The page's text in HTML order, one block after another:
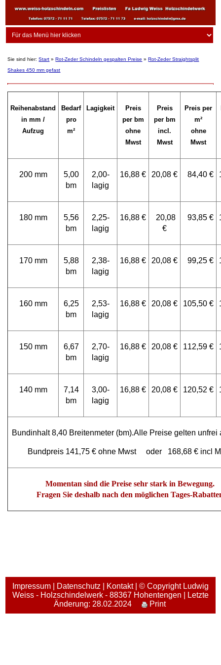
Sie sind hier:Start »Rot-Zeder Schindeln gespalten Preise »Rot-Zeder Straightsplit
Shakes 450 mm gefast
Reihenabstand
in mm /
Aufzug
Bedarf
pro
m²
Lagigkeit
Preis
per bm
ohne
Mwst
Preis
per bm
incl.
Mwst
Preis per
m²
ohne
Mwst
200 mm
5,00
bm
2,00-
lagig
16,88 € 20,08 € 84,40 €
180 mm
5,56
bm
2,25-
lagig
16,88 €
20,08
€
93,85 €
170 mm
5,88
bm
2,38-
lagig
16,88 € 20,08 € 99,25 €
160 mm
6,25
bm
2,53-
lagig
16,88 € 20,08 € 105,50 €
150 mm
6,67
bm
2,70-
lagig
16,88 € 20,08 € 112,59 €
140 mm
7,14
bm
3,00-
lagig
16,88 € 20,08 € 120,52 €
Bundinhalt 8,40 Breitenmeter (bm).Alle Preise gelten unfrei
Bundpreis 141,75 € ohne Mwst oder 168,68 € incl
Momentan sind die Preise sehr stark in Bewegung.
Fragen Sie deshalb nach den möglichen Tages-
Impressum Datenschutz Kontakt| © Copyright Ludwig
Weiss - Holzschindelwerk - 88367 Hohentengen | Letzte
Änderung: 28.02.2024
Print